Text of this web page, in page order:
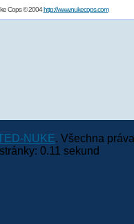
Cops© 2004http://www.nukecops.com
NUKE. Všechna
0.11 sekund